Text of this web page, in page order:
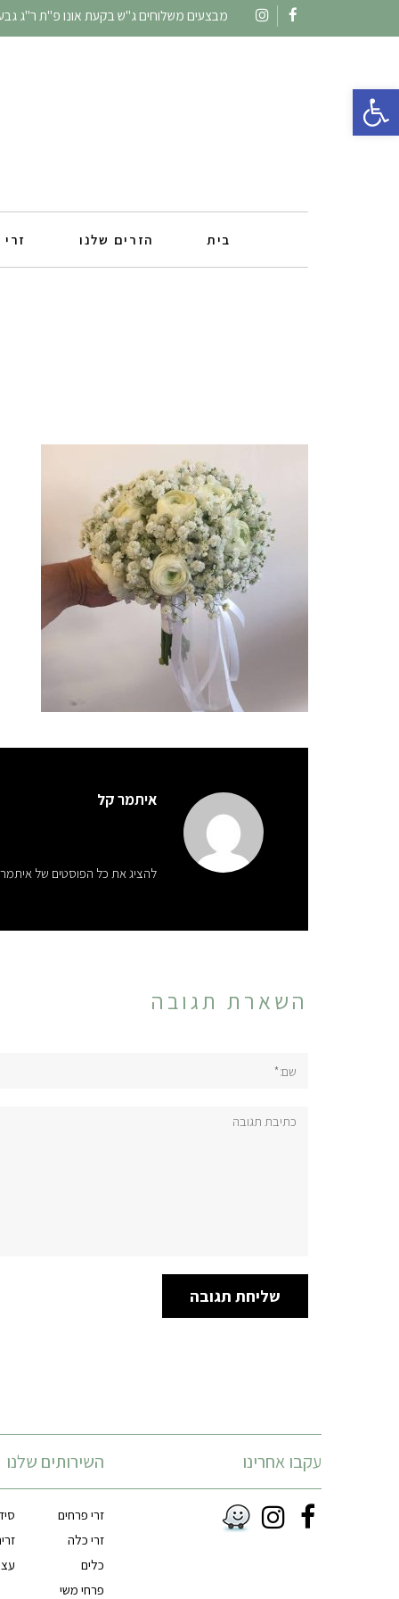
פתח סרגל נגישות
Facebook
Instagram
מבצעים משלוחים ג"ש בקעת אונו פ"ת ר"ג
בית הזרים שלנו
איתמר קל
להציג את כל הפוסטים של
השארת תגובה
עקבו אחרינו השירותים שלנו
זרי פרחים
זרי כלה
כלים
פרחי משי